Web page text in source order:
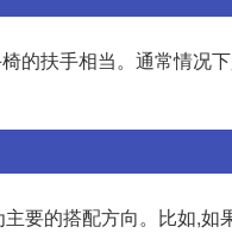
的扶手相当。通常情况
要的搭配方向。比如,如